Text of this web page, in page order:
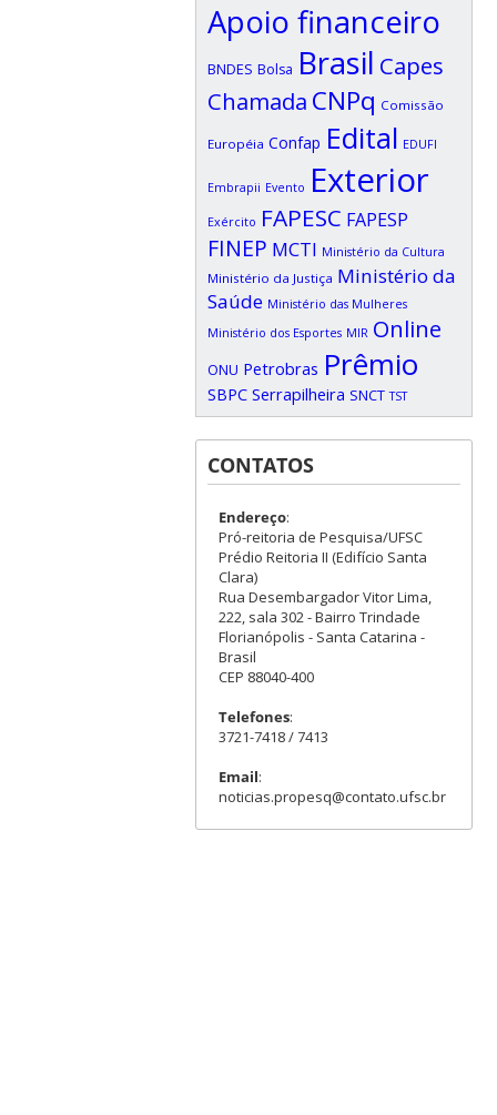
Apoio financeiro
BNDES Bolsa Brasil Capes
Chamada CNPq Comissão
Européia Confap Edital EDUFI
Embrapii Evento Exterior
Exército FAPESC FAPESP
FINEP MCTI Ministério da Cultura
Ministério da Justiça Ministério da
Saúde Ministério das Mulheres
Ministério dos Esportes MIR Online
ONU Petrobras Prêmio
SBPC Serrapilheira SNCT TST
CONTATOS
Endereço:
Pró-reitoria de Pesquisa/UFSC
Prédio Reitoria II (Edifício Santa
Clara)
Rua Desembargador Vitor Lima,
222, sala 302 - Bairro Trindade
Florianópolis - Santa Catarina -
Brasil
CEP 88040-400
Telefones:
3721-7418 / 7413
Email:
noticias.propesq@contato.ufsc.br